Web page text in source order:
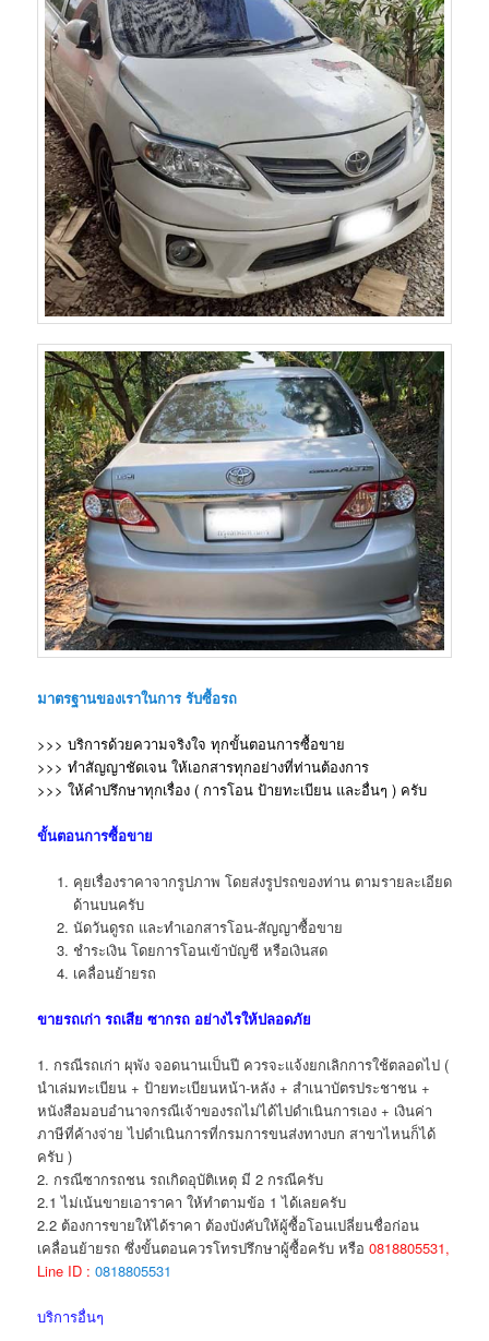
มาตรฐานของเราในการ รับซื้อรถ
>>> บริการด้วยความจริงใจ ทุกขั้นตอนการซื้อขาย
>>> ทำสัญญาชัดเจน ให้เอกสารทุกอย่างที่ท่านต้องการ
>>> ให้คำปรึกษาทุกเรื่อง ( การโอน ป้ายทะเบียน และอื่นๆ ) ครับ
ขั้นตอนการซื้อขาย
คุยเรื่องราคาจากรูปภาพ โดยส่งรูปรถของท่าน ตามรายละเอียด
ด้านบนครับ
นัดวันดูรถ และทำเอกสารโอน-สัญญาซื้อขาย
ชำระเงิน โดยการโอนเข้าบัญชี หรือเงินสด
เคลื่อนย้ายรถ
ขายรถเก่า รถเสีย ซากรถ อย่างไรให้ปลอดภัย
1. กรณีรถเก่า ผุพัง จอดนานเป็นปี ควรจะแจ้งยกเลิกการใช้ตลอดไป (
นำเล่มทะเบียน + ป้ายทะเบียนหน้า-หลัง + สำเนาบัตรประชาชน +
หนังสือมอบอำนาจกรณีเจ้าของรถไม่ได้ไปดำเนินการเอง + เงินค่า
ภาษีที่ค้างจ่าย ไปดำเนินการที่กรมการขนส่งทางบก สาขาไหนก็ได้
ครับ )
2. กรณีซากรถชน รถเกิดอุบัติเหตุ มี 2 กรณีครับ
2.1 ไม่เน้นขายเอาราคา ให้ทำตามข้อ 1 ได้เลยครับ
2.2 ต้องการขายให้ได้ราคา ต้องบังคับให้ผู้ซื้อโอนเปลี่ยนชื่อก่อน
เคลื่อนย้ายรถ ซึ่งขั้นตอนควรโทรปรึกษาผู้ซื้อครับ หรือ0818805531,
Line ID :0818805531
บริการอื่นๆ